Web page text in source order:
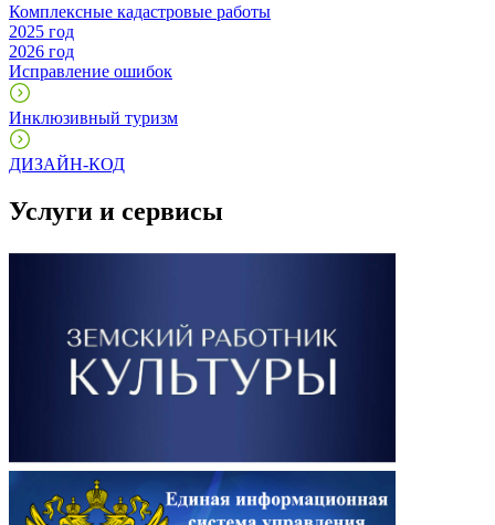
Комплексные кадастровые работы
2025 год
2026 год
Исправление ошибок
Инклюзивный туризм
ДИЗАЙН-КОД
Услуги и сервисы